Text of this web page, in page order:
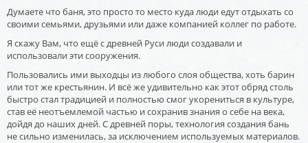
Думаете что баня, это просто то место куда люди едут отдыхать со
своими семьями, друзьями или даже компанией коллег по работе.
Я скажу Вам, что ещё с древней Руси люди создавали и
использовали эти сооружения.
Пользовались ими выходцы из любого слоя общества, хоть барин
или тот же крестьянин. И всё же удивительно как этот обряд столь
быстро стал традицией и полностью смог укорениться в культуре,
став её неотъемлемой частью и сохранив знания о себе на века,
дойдя до наших дней. С древней поры, технология создания бань
не сильно изменилась, за исключением используемых материалов.